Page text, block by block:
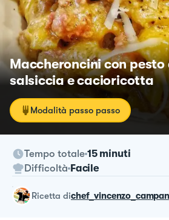
Maccheroncini con pesto
salsiccia e cacioricotta
Modalità passo passo
Tempo totale 15 minuti
Difficoltà Facile
ricetta di